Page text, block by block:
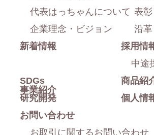
代表はっちゃんについて
企業理念・ビジョン
表
沿革
採用情
中途
事業紹介
商品紹
研究開発
新着情報
個人情
SDGs
お問い合わせ
お取引に関するお問い合わせ